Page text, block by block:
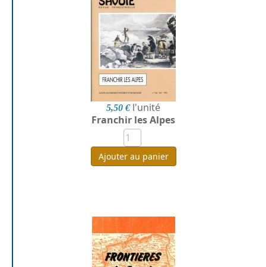
5,50 € l'unité
Franchir les Alpes
Ajouter au panier